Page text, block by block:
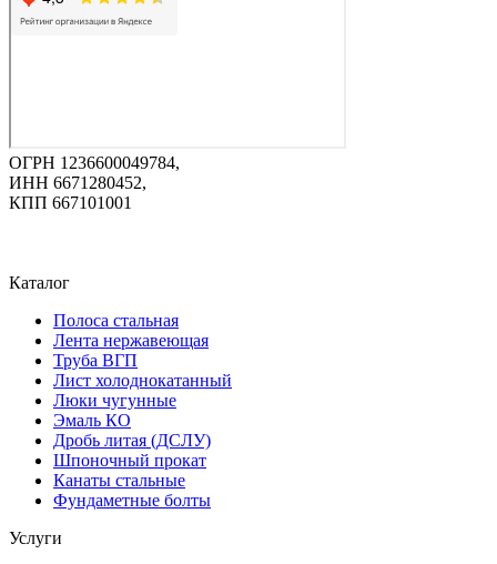
ОГРН 1236600049784,
ИНН 6671280452,
КПП 667101001
Каталог
Полоса стальная
Лента нержавеющая
Труба ВГП
Лист холоднокатанный
Люки чугунные
Эмаль КО
Дробь литая (ДСЛУ)
Шпоночный прокат
Канаты стальные
Фундаметные болты
Услуги